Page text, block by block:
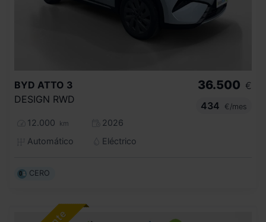
BYD ATTO 3
DESIGN RWD
12.000 km
2026
Automático
Eléctrico
36.500 €
434
€/mes
CERO